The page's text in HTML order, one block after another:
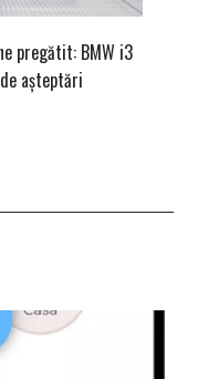
pregătit: BMW i3
așteptări